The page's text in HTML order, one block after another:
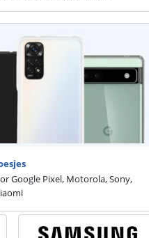
Google Pixel, Motorola, Sony,